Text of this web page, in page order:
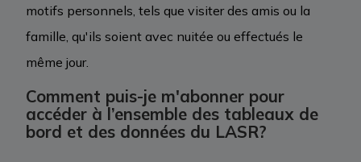
motifs personnels, tels que visiter des amis ou la
famille, qu'ils soient avec nuitée ou effectués le
même jour.
Comment puis-je m'abonner pour
accéder à l’ensemble des tableaux de
bord et des données du LASR?